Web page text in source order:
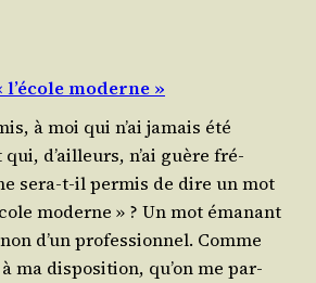
moderne »
à moi qui n’ai jamais été
qui, d’ailleurs, n’ai guère fré­
sera-t-il per­mis de dire un mot
moderne » ? Un mot éma­nant
d’un professionnel. Comme
à ma dis­po­si­tion, qu’on me par­